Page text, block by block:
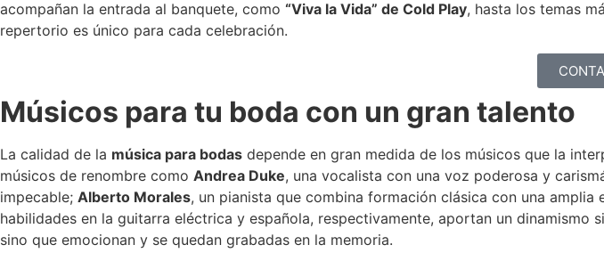
acompañan la entrada al banquete, como “Viva la Vida” de Cold Play, hasta los temas
repertorio es único para cada celebración.
Músicos para tu boda con un gran talento
La calidad de la música para bodas depende en gran medida de los músicos que la
músicos de renombre como Andrea Duke, una vocalista con una voz poderosa y
impecable; Alberto Morales, un pianista que combina formación clásica con una
habilidades en la guitarra eléctrica y española, respectivamente, aportan un
sino que emocionan y se quedan grabadas en la memoria.